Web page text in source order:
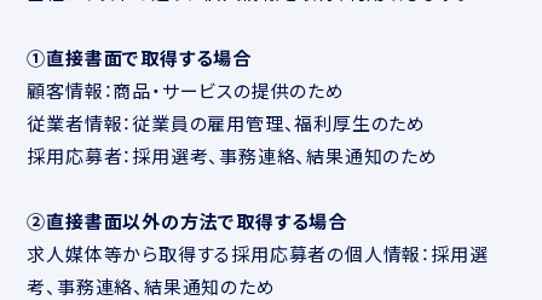
①直接書面で取得する場合
顧客情報：商品・サービスの提供のため
従業者情報：従業員の雇用管理、福利厚生のため
採用応募者：採用選考、事務連絡、結果通知のため
②直接書面以外の方法で取得する場合
求人媒体等から取得する採用応募者の個人情報：採用選
考、事務連絡、結果通知のため